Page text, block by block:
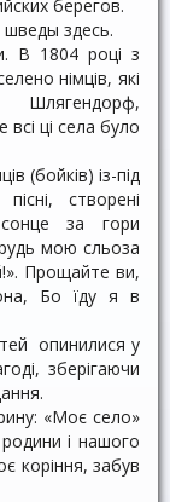
берегов.
здесь.
В 1804 році з
німців, які
ці села було
(бойків) із-під
створені
за гори
мою сльоза
Прощайте ви,
Бо їду я в
опинилися у
зберігаючи
«Моє село»
і нашого
коріння, забув